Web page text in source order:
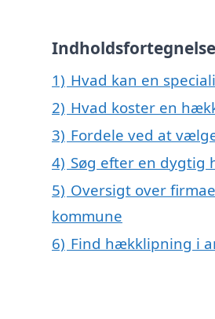
Indholdsfortegnelse
1) Hvad kan en
2) Hvad koster en
3) Fordele ved at
4) Søg efter en dygtig
5) Oversigt over
kommune
6) Find hækklipning i